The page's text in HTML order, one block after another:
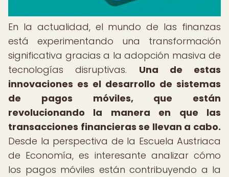
En la actualidad, el mundo de las finanzas
está experimentando una transformación
significativa gracias a la adopción masiva de
tecnologías disruptivas. Una de estas
innovaciones es el desarrollo de sistemas
de pagos móviles, que están
revolucionando la manera en que las
transacciones financieras se llevan a cabo.
Desde la perspectiva de la Escuela Austriaca
de Economía, es interesante analizar cómo
los pagos móviles están contribuyendo a la